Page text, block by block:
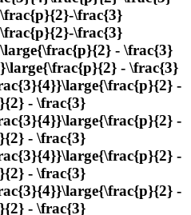
\frac{3}
\frac{3}
- \frac{3}
- \frac{3}
-
- \frac{3}
-
- \frac{3}
-
- \frac{3}
-
- \frac{3}